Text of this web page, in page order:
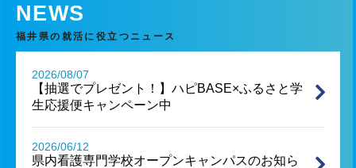
NEWS
福井県の就活に役立つニュース
2026/08/07
【抽選でプレゼント！】ハピBASE×ふるさと学
生応援便キャンペーン中
2026/06/12
県内看護専門学校オープンキャンパスのお知ら